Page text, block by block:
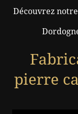
Découvrez
pierre